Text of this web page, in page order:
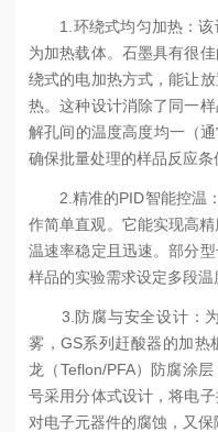
1.环绕式均匀加热：该
为加热载体。石墨具有很
绕式的电加热方式，能让
热。这种设计消除了同一
解孔间的温度高度均一（
确保批量处理的样品反应条
2.精准的PID智能控温：
作简单直观。它能实现高
温速率稳定且迅速。部分
样品的实验需求设定多段温
3.防腐与安全设计：为
雾，GS系列赶酸器的加热
龙（Teflon/PFA）防腐涂
号采用分体式设计，将电
对电子元器件的腐蚀，又保